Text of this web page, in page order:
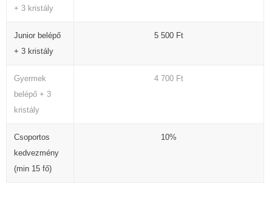
+ 3 kristály
Junior belépő
+ 3 kristály
5 500 Ft
Gyermek
belépő + 3
kristály
4 700 Ft
Csoportos
kedvezmény
(min 15 fő)
10%